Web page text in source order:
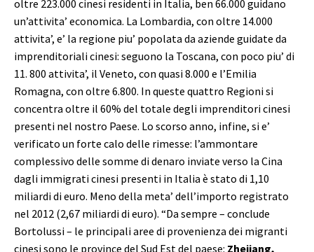
oltre 223.000 cinesi residenti in Italia, ben 66.000 guidano
un’attivita’ economica. La Lombardia, con oltre 14.000
attivita’, e’ la regione piu’ popolata da aziende guidate da
imprenditoriali cinesi: seguono la Toscana, con poco piu’ di
11. 800 attivita’, il Veneto, con quasi 8.000 e l’Emilia
Romagna, con oltre 6.800. In queste quattro Regioni si
concentra oltre il 60% del totale degli imprenditori cinesi
presenti nel nostro Paese. Lo scorso anno, infine, si e’
verificato un forte calo delle rimesse: l’ammontare
complessivo delle somme di denaro inviate verso la Cina
dagli immigrati cinesi presenti in Italia è stato di 1,10
miliardi di euro. Meno della meta’ dell’importo registrato
nel 2012 (2,67 miliardi di euro). “Da sempre – conclude
Bortolussi – le principali aree di provenienza dei migranti
cinesi sono le province del Sud Est del paese: Zhejiang,